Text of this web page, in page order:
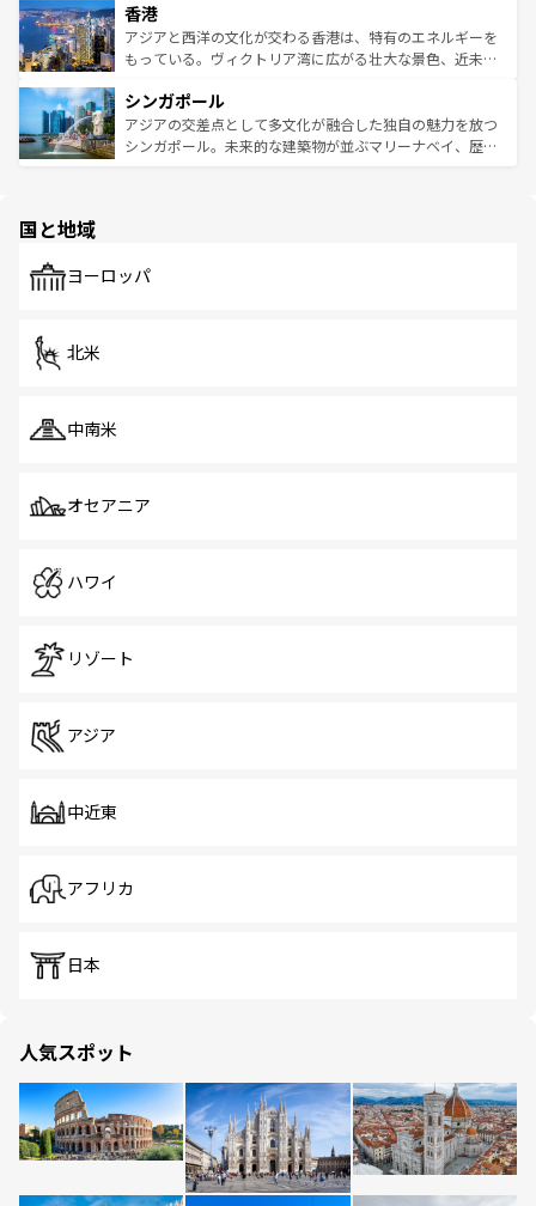
とつ。フォーやバインミー、ベトナムコーヒーなどは、ぜ
ひ現地で味わいたい。どの地域を訪れてもあたたかい人々
が旅行者を迎えてくれるので、きっと忘れられない旅にな
参照してほしい。
の活気が交差している。北部ではチェンマイなどの山岳地
帯で自然と触れ合い、南部ではプーケットやクラビの美し
いビーチでリゾート気分を楽しむことができる。タイ料理
激する。気候は一年中温暖で、どの季節にも異なる楽しみ
が待っている。親しみやすいタイの人々、仏教を中心とし
た文化、そして多様な観光資源が、訪れる旅人を魅了し続
香港
アジアと西洋の文化が交わる香港は、特有のエネルギーを
もっている。ヴィクトリア湾に広がる壮大な景色、近未来
み、どこを訪れても感動するはず。観光スポットが密集し
ており、効率よく見どころを回れるのも魅力。息をのむよ
うな絶景から文化的な体験まで、香港を存分に楽しみ尽く
シンガポール
アジアの交差点として多文化が融合した独自の魅力を放つ
シンガポール。未来的な建築物が並ぶマリーナベイ、歴史
で、ホーカーズは地元の風情を楽しめる外せないスポット
国と地域
ヨーロッパ
北米
中南米
オセアニア
ハワイ
リゾート
アジア
中近東
アフリカ
日本
人気スポット